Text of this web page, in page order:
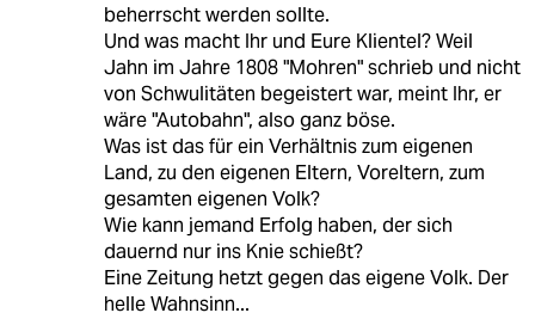
beherrscht werden sollte.
Und was macht Ihr und Eure Klientel? Weil
Jahn im Jahre 1808 "Mohren" schrieb und nicht
von Schwulitäten begeistert war, meint Ihr, er
wäre "Autobahn", also ganz böse.
Was ist das für ein Verhältnis zum eigenen
Land, zu den eigenen Eltern, Voreltern, zum
gesamten eigenen Volk?
Wie kann jemand Erfolg haben, der sich
dauernd nur ins Knie schießt?
Eine Zeitung hetzt gegen das eigene Volk. Der
helle Wahnsinn...